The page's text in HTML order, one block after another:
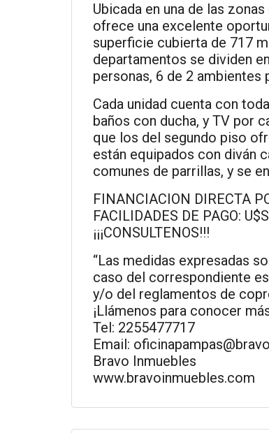
Ubicada en una de las
ofrece una excelente
superficie cubierta de 717
departamentos se dividen
personas, 6 de 2 ambientes
Cada unidad cuenta con
baños con ducha, y TV por
que los del segundo piso
están equipados con diván
comunes de parrillas, y se
FINANCIACION DIRECTA
FACILIDADES DE PAGO:
¡¡¡CONSULTENOS!!!
“Las medidas expresadas
caso del correspondiente
y/o del reglamentos de
¡Llámenos para conocer
Tel: 2255477717
Email:
Bravo Inmuebles
www.bravoinmuebles.com